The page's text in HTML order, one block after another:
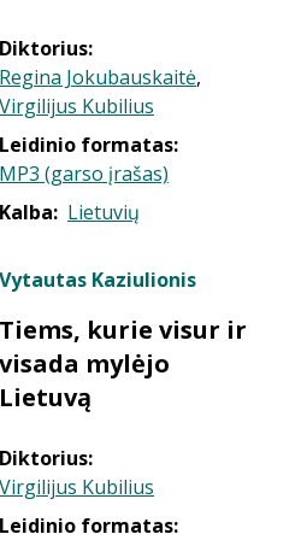
Diktorius:
Regina Jokubauskaitė,
Virgilijus Kubilius
Leidinio formatas:
MP3 (garso įrašas)
Kalba: Lietuvių
Vytautas Kaziulionis
Tiems, kurie visur ir
visada mylėjo
Lietuvą
Diktorius:
Virgilijus Kubilius
Leidinio formatas: